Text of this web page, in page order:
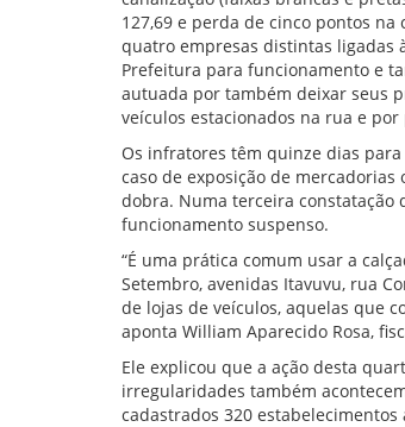
127,69 e perda de cinco pontos
quatro empresas distintas ligadas
Prefeitura para funcionamento e
autuada por também deixar seus
veículos estacionados na rua e
Os infratores têm quinze dias
caso de exposição de mercadorias
dobra. Numa terceira constatação
funcionamento suspenso.
“É uma prática comum usar a
Setembro, avenidas Itavuvu, rua
de lojas de veículos, aquelas que
aponta William Aparecido Rosa,
Ele explicou que a ação desta
irregularidades também
cadastrados 320